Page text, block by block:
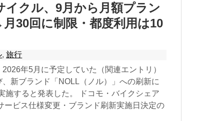
イクル、9月から月額プラン
30回に制限・都度利用は10
,旅行
年5月に予定していた（関連エントリ）
新ブランド「NOLL（ノル）」への刷新に
施すると発表した。 ドコモ・バイクシェア
ービス仕様変更・ブランド刷新実施日決定の